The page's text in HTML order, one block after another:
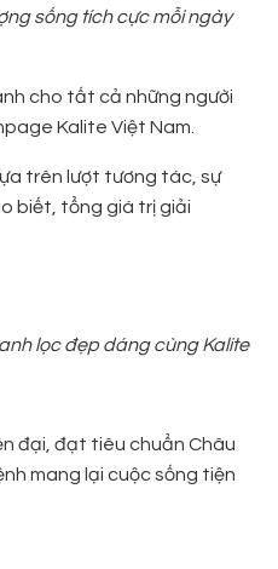
sống tích cực mỗi ngày
cho tất cả những người
Kalite Việt Nam.
trên lượt tương tác, sự
biết, tổng giá trị giải
lọc đẹp dáng cùng Kalite
đại, đạt tiêu chuẩn Châu
mang lại cuộc sống tiện